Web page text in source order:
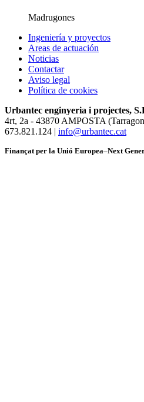
Madrugones
Ingeniería y proyectos
Areas de actuación
Noticias
Contactar
Aviso legal
Política de cookies
Urbantec enginyeria i projectes,
4rt, 2a - 43870 AMPOSTA
673.821.124 | info@urbantec.cat
Finançat per la Unió Europea–Next